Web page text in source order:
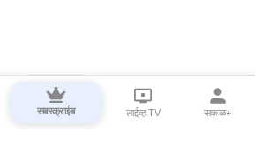
सबस्क्राईब लाईव्ह TV सकाळ+